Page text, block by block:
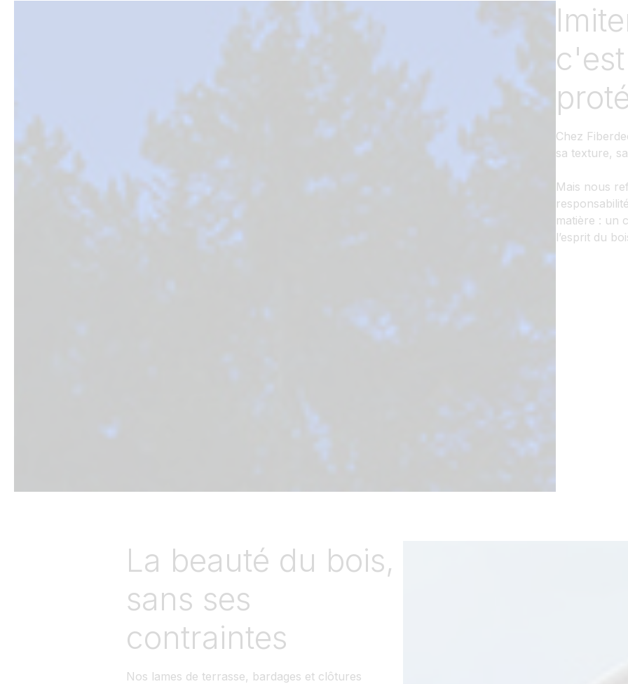
Chez
sa texture,
Mais nous
matière : un
l’esprit du
La beauté du bois,
sans ses
contraintes
Nos lames de terrasse, bardages et clôtures